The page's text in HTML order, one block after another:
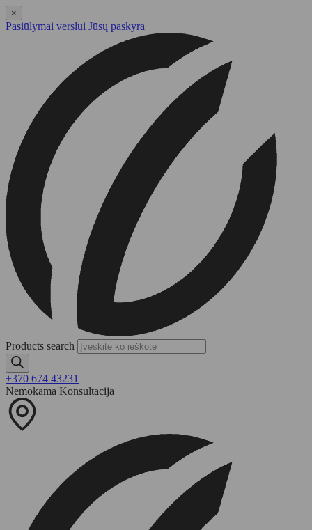
×
Pasiūlymai verslui Jūsų paskyra
Products search
+370 674 43231
Nemokama Konsultacija